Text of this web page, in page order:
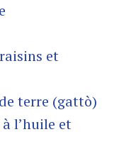
et
terre (gattò)
l’huile et